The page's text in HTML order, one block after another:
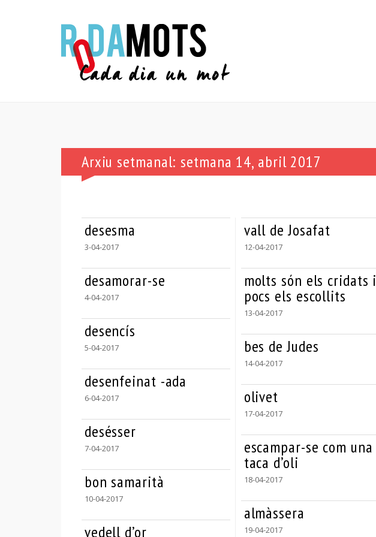
Arxiu setmanal: setmana 14, abril 2017
desesma
3-04-2017
desamorar-se
4-04-2017
desencís
5-04-2017
desenfeinat -ada
6-04-2017
desésser
7-04-2017
bon samarità
10-04-2017
vedell d’or
vall de Josafat
12-04-2017
molts són els cridats i
pocs els escollits
13-04-2017
bes de Judes
14-04-2017
olivet
17-04-2017
escampar-se com una
taca d’oli
18-04-2017
almàssera
19-04-2017